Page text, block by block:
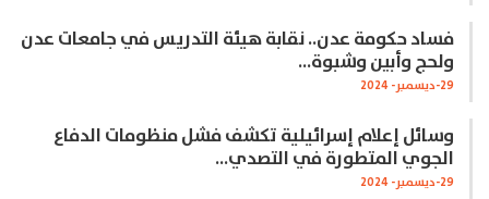
فساد حكومة عدن.. نقابة هيئة التدريس في جامعات عدن
ولحج وأبين وشبوة…
29-ديسمبر- 2024
وسائل إعلام إسرائيلية تكشف فشل منظومات الدفاع
الجوي المتطورة في التصدي…
29-ديسمبر- 2024